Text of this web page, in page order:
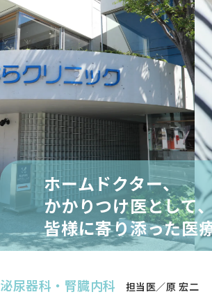
ホームドクター、
かかりつけ医として
皆様に寄り添った医
泌尿器科・腎臓内科 担当医／原 宏二